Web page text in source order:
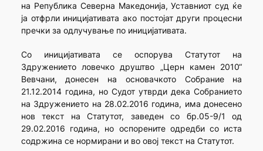
на Република Северна Македонија, Уставниот суд ќе
ја отфрли иницијативата ако постојат други процесни
пречки за одлучување по иницијативата.
Со иницијативата се оспорува Статутот на
Здружението ловечко друштво „Церн камен 2010“
Вевчани, донесен на основачкото Собрание на
21.12.2014 година, но Судот утврди дека Собранието
на Здружението на 28.02.2016 година, има донесено
нов текст на Статутот, заведен со бр.05-9/1 од
29.02.2016 година, но оспорените одредби со иста
содржина се нормирани и во овој текст на Статутот.